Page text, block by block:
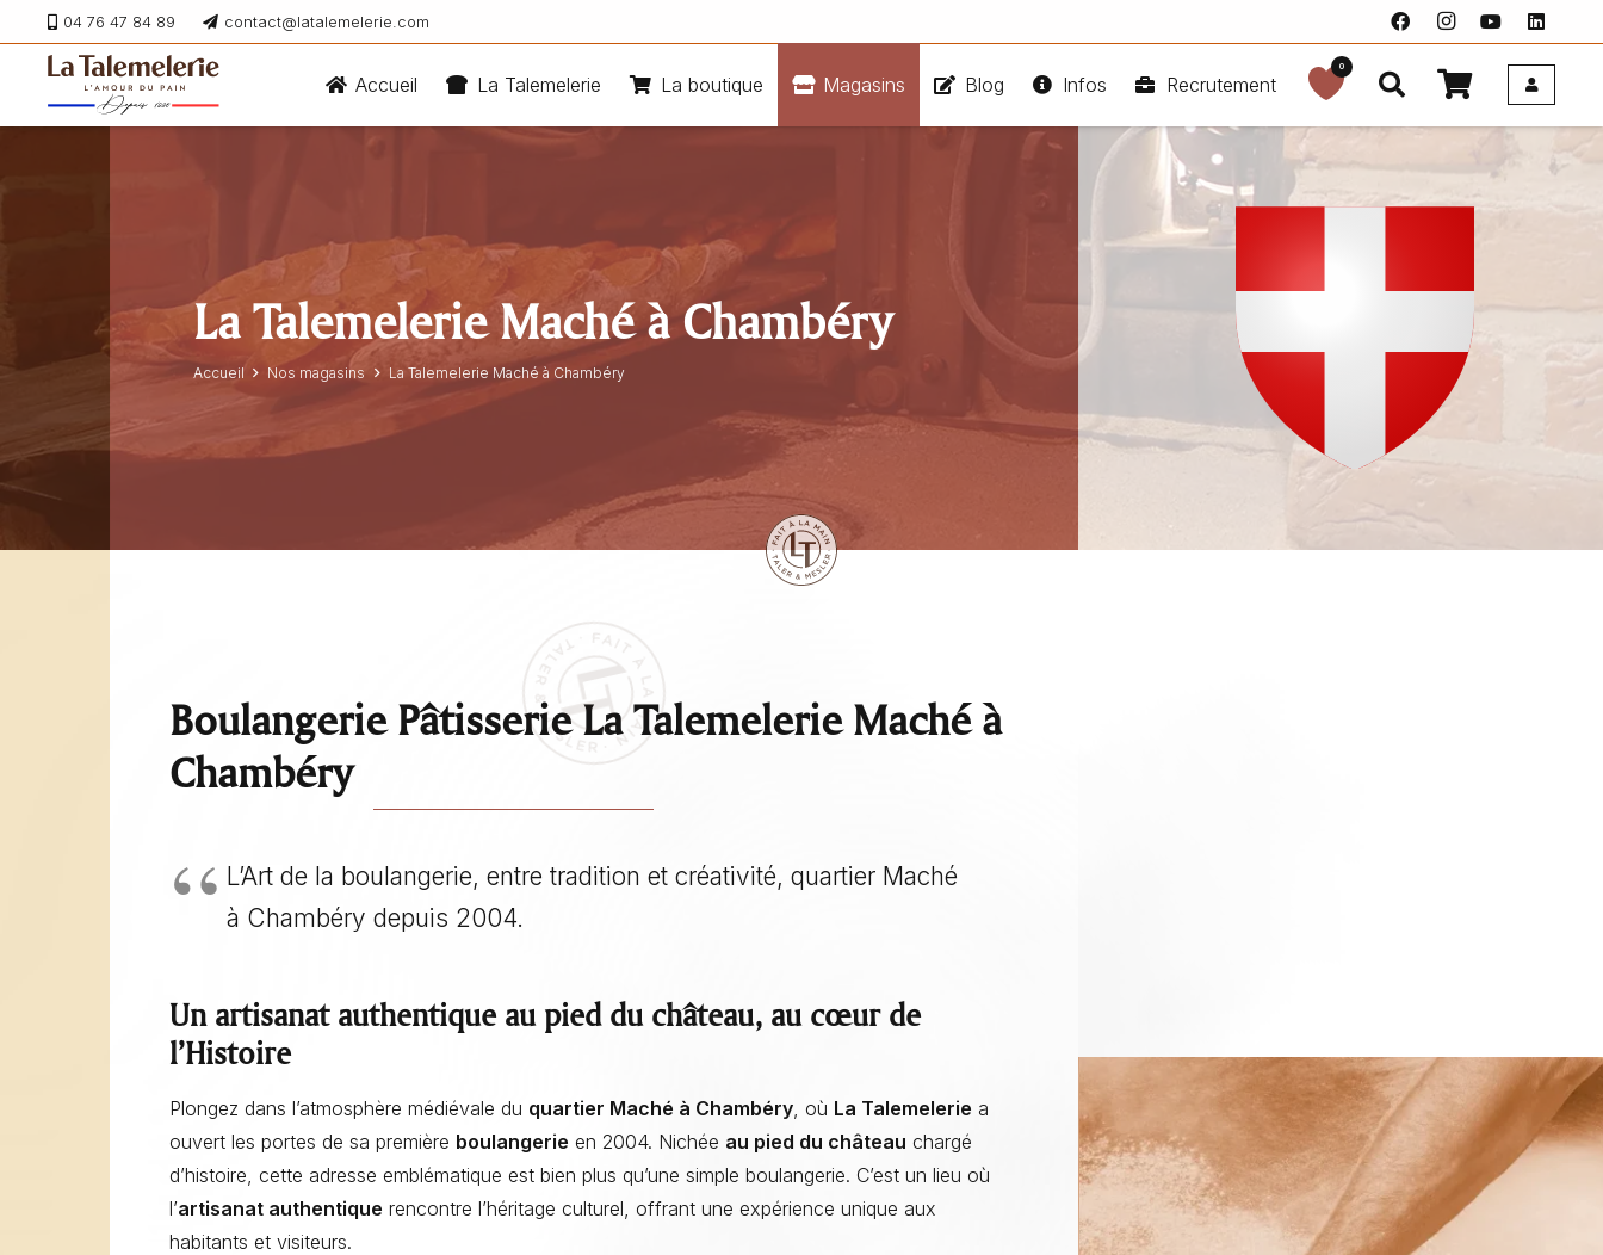
04 76 47 84 89 contact@latalemelerie.com
Accueil La Talemelerie La boutique Magasins Blog Infos Recrutement
0
La Talemelerie Maché à Chambéry
Accueil Nos magasins La Talemelerie Maché à Chambéry
Boulangerie Pâtisserie La Talemelerie Maché à
Chambéry
L’Art de la boulangerie, entre tradition et créativité, quartier Maché
à Chambéry depuis 2004.
Un artisanat authentique au pied du château, au cœur de
l’Histoire
Plongez dans l’atmosphère médiévale du quartier Maché à Chambéry, où La Talemelerie a
ouvert les portes de sa première boulangerie en 2004. Nichée au pied du château chargé
d’histoire, cette adresse emblématique est bien plus qu’une simple boulangerie. C’est un lieu où
l’artisanat authentique rencontre l’héritage culturel, offrant une expérience unique aux
habitants et visiteurs.